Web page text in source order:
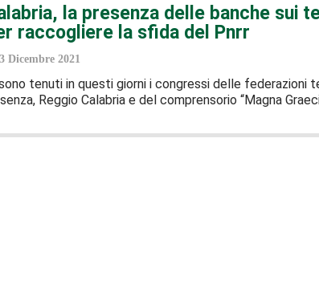
la presenza delle banche sui
raccogliere la sfida del Pnrr
3 Dicembre 2021
tenuti in questi giorni i congressi delle federazioni
Reggio Calabria e del comprensorio “Magna